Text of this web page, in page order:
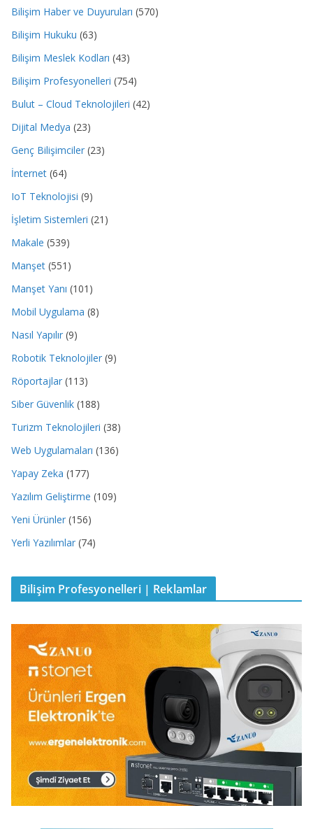
Bilişim Haber ve Duyuruları (570)
Bilişim Hukuku (63)
Bilişim Meslek Kodları (43)
Bilişim Profesyonelleri (754)
Bulut – Cloud Teknolojileri (42)
Dijital Medya (23)
Genç Bilişimciler (23)
İnternet (64)
IoT Teknolojisi (9)
İşletim Sistemleri (21)
Makale (539)
Manşet (551)
Manşet Yanı (101)
Mobil Uygulama (8)
Nasıl Yapılır (9)
Robotik Teknolojiler (9)
Röportajlar (113)
Siber Güvenlik (188)
Turizm Teknolojileri (38)
Web Uygulamaları (136)
Yapay Zeka (177)
Yazılım Geliştirme (109)
Yeni Ürünler (156)
Yerli Yazılımlar (74)
Bilişim Profesyonelleri | Reklamlar